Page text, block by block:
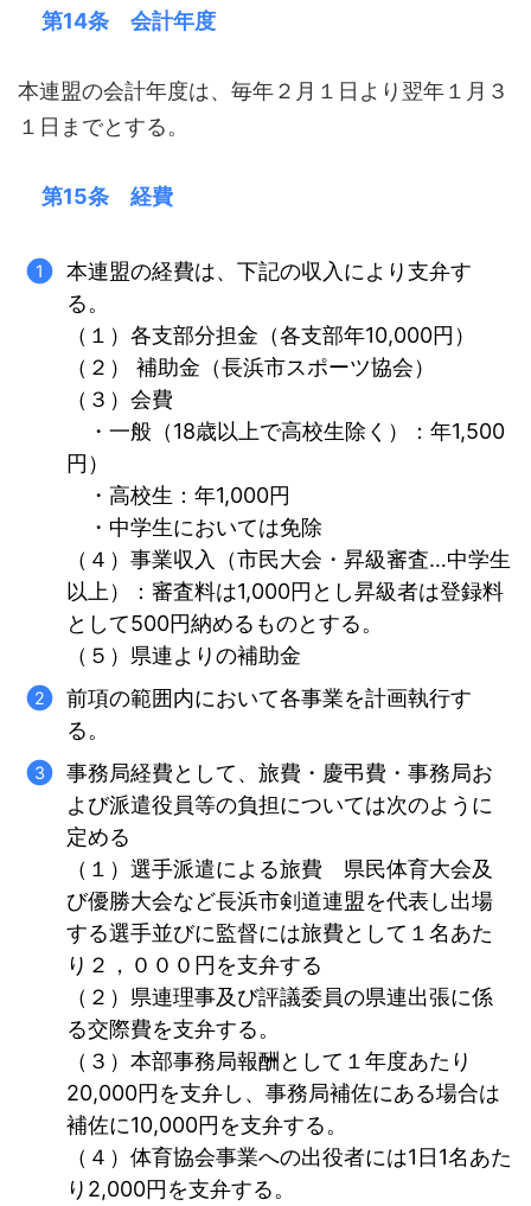
第14条 会計年度
本連盟の会計年度は、毎年２月１日より翌年１月３
１日までとする。
第15条 経費
本連盟の経費は、下記の収入により支弁す
る。
（１）各支部分担金（各支部年10,000円）
（２） 補助金（長浜市スポーツ協会）
（３）会費
・一般（18歳以上で高校生除く）：年1,500
円）
・高校生：年1,000円
・中学生においては免除
（４）事業収入（市民大会・昇級審査…中学生
以上）：審査料は1,000円とし昇級者は登録料
として500円納めるものとする。
（５）県連よりの補助金
前項の範囲内において各事業を計画執行す
る。
事務局経費として、旅費・慶弔費・事務局お
よび派遣役員等の負担については次のように
定める
（１）選手派遣による旅費 県民体育大会及
び優勝大会など長浜市剣道連盟を代表し出場
する選手並びに監督には旅費として１名あた
り２，０００円を支弁する
（２）県連理事及び評議委員の県連出張に係
る交際費を支弁する。
（３）本部事務局報酬として１年度あたり
20,000円を支弁し、事務局補佐にある場合は
補佐に10,000円を支弁する。
（４）体育協会事業への出役者には1日1名あた
り2,000円を支弁する。